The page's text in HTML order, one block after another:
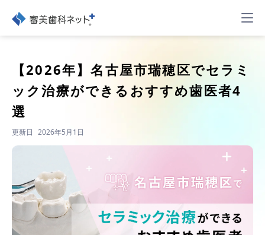
【2026年】名古屋市瑞穂区でセラミ
ック治療ができるおすすめ歯医者4
選
更新日 2026年5月1日